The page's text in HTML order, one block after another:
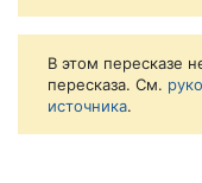
В этом пересказе
пересказа. См.
источника.